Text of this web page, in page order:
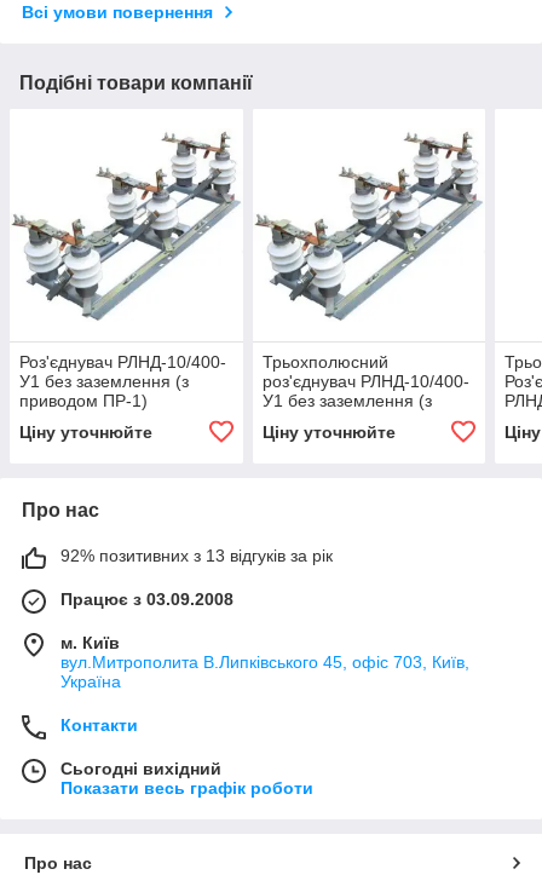
Всі умови повернення
Подібні товари компанії
Роз'єднувач РЛНД-10/400-
У1 без заземлення (з
приводом ПР-1)
Ціну уточнюйте
Трьохполюсний
роз'єднувач РЛНД-10/400-
У1 без заземлення (з
Ціну уточнюйте
Про нас
92% позитивних з 13 відгуків за рік
Працює з 03.09.2008
м. Київ
вул.Митрополита В.Липківського 45, офіс 703, Київ,
Україна
Контакти
Сьогодні вихідний
Показати весь графік роботи
Про нас